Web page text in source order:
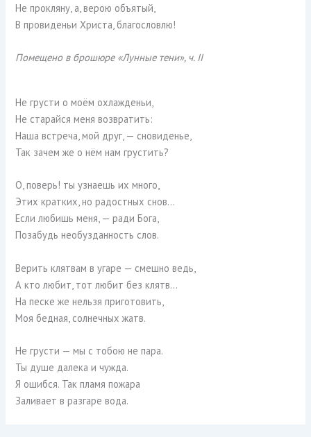
Не прокляну, а, верою объятый,
В провиденьи Христа, благословлю!
Помещено в брошюре «Лунные тени», ч. II
Не грусти о моём охлажденьи,
Не старайся меня возвратить:
Наша встреча, мой друг, — сновиденье,
Так зачем же о нём нам грустить?
О, поверь! ты узнаешь их много,
Этих кратких, но радостных снов…
Если любишь меня, — ради Бога,
Позабудь необузданность слов.
Верить клятвам в угаре — смешно ведь,
А кто любит, тот любит без клятв…
На песке же нельзя приготовить,
Моя бедная, солнечных жатв.
Не грусти — мы с тобою не пара.
Ты душе далека и чужда.
Я ошибся. Так пламя пожара
Заливает в разгаре вода.